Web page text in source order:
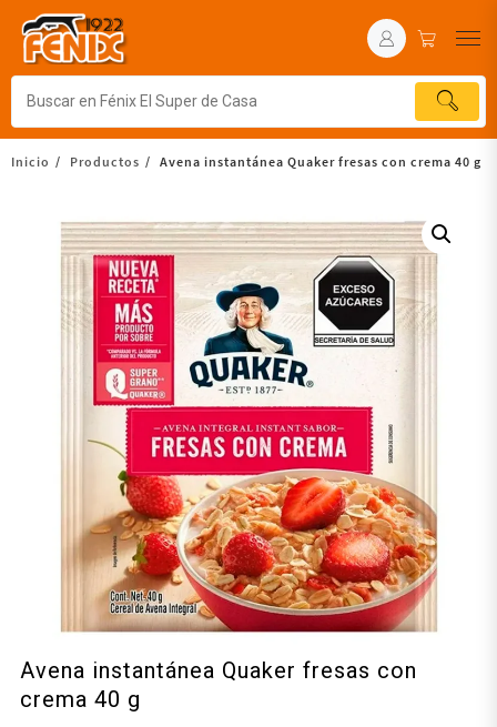
Inicio Productos Avena instantánea Quaker fresas con crema 40 g
Avena instantánea Quaker fresas con
crema 40 g